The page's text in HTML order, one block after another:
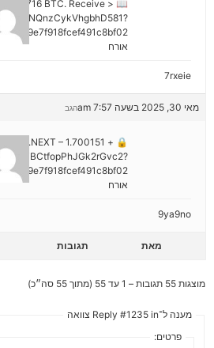
1.913716 BTC. Receive >
📖
אורח
7rxeie
מאי 30, 2025 בשעה 7:57 am הגב
🔒 + 1.700151 BTC.NEXT –
🔒
אורח
9ya9no
מאת תגובות
מוצגות 55 תגובות – 1 עד 55 (מתוך 55 סה״כ)
מענה ל־Reply #1235 in צוואה
פרטים: